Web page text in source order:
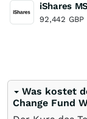
iShares
92,442 GBP
Was kostet
Change Fund